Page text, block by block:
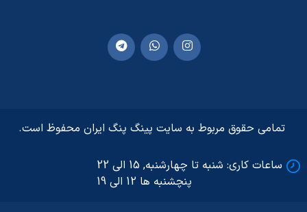
تمامی حقوق مربوط به سایت پینگ پنگ ایران محفوظ است.
ساعات کاری: شنبه تا چهارشنبه, 15 الی 22
پنچشنبه ها 12 الی 19